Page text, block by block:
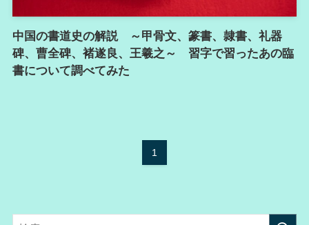
中国の書道史の解説 ～甲骨文、篆書、隷書、礼器
碑、曹全碑、褚遂良、王羲之～ 習字で習ったあの臨
書について調べてみた
1